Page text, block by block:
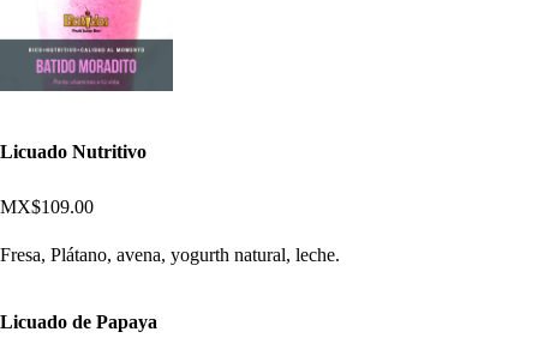
Licuado Nutritivo
MX$109.00
Fresa, Plátano, avena, yogurth natural, leche.
Licuado de Papaya